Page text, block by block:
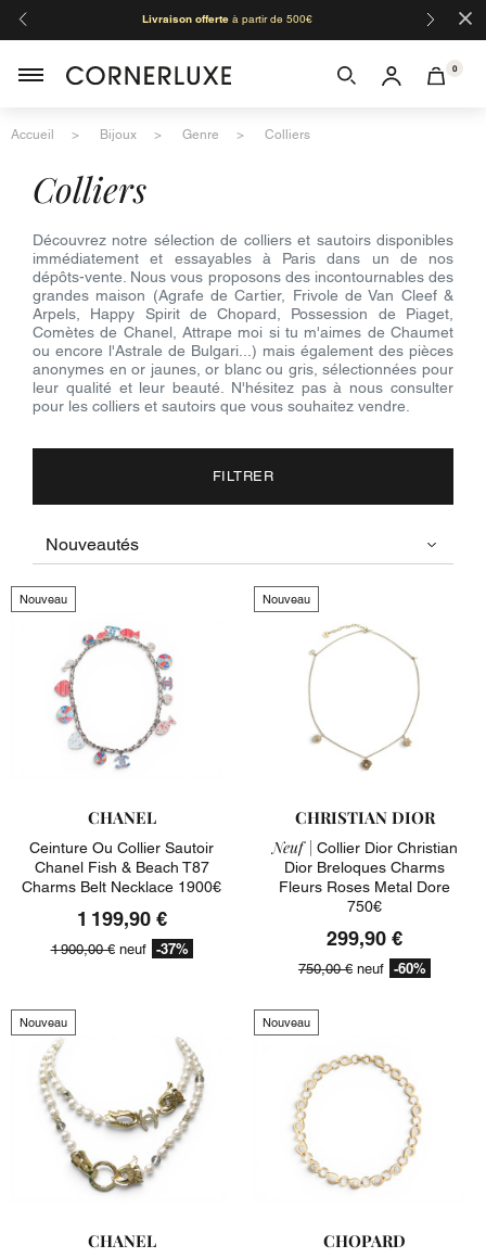
Livraison offerteà partir de 500€ ×
0
Accueil Bijoux Genre Colliers
colliers
Découvrez notre sélection de colliers et sautoirs disponibles
immédiatement et essayables à Paris dans un de nos
dépôts-vente. Nous vous proposons des incontournables des
grandes maison (Agrafe de Cartier, Frivole de Van Cleef &
Arpels, Happy Spirit de Chopard, Possession de Piaget,
Comètes de Chanel, Attrape moi si tu m'aimes de Chaumet
ou encore l'Astrale de Bulgari...) mais également des pièces
anonymes en or jaunes, or blanc ou gris, sélectionnées pour
leur qualité et leur beauté. N'hésitez pas à nous consulter
pour les colliers et sautoirs que vous souhaitez vendre.
FILTRER
Nouveau
CHANEL
Ceinture Ou Collier Sautoir
Chanel Fish & Beach T87
Charms Belt Necklace 1900€
1 199,90 €
1 900,00 €neuf -37%
Nouveau
CHRISTIAN DIOR
Neuf | Collier Dior Christian
Dior Breloques Charms
Fleurs Roses Metal Dore
750€
299,90 €
750,00 € neuf -60%
Nouveau
CHANEL
Nouveau
CHOPARD